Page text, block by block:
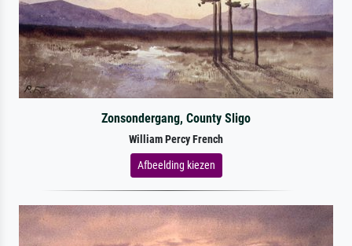
Zonsondergang, County Sligo
William Percy French
Afbeelding kiezen